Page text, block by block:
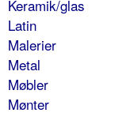
Keramik/glas
Latin
Malerier
Metal
Møbler
Mønter